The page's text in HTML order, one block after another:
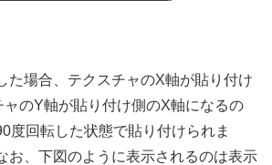
た場合、テクスチャのX軸が貼り付け
のY軸が貼り付け側のX軸になるの
度回転した状態で貼り付けられま
お、下図のように表示されるのは表示